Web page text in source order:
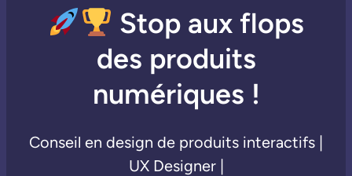
Stop aux flops
des produits
numériques !
Conseil en design de produits interactifs |
UX Designer |